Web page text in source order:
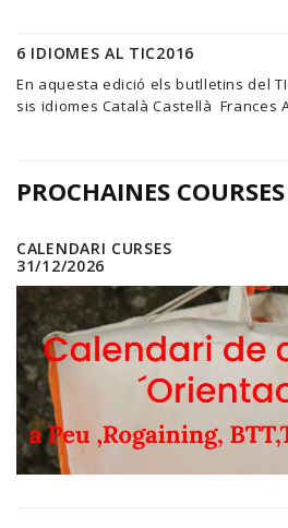
6 IDIOMES AL TIC2016
En aquesta edició els butlletins del
sis idiomes Català Castellà Frances
PROCHAINES COURSES
CALENDARI CURSES
31/12/2026